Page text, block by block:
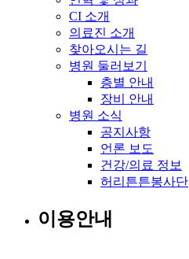
CI 소개
의료진 소개
찾아오시는 길
병원 둘러보기
층별 안내
장비 안내
병원 소식
공지사항
언론 보도
건강/의료 정보
허리튼튼봉사단
이용안내